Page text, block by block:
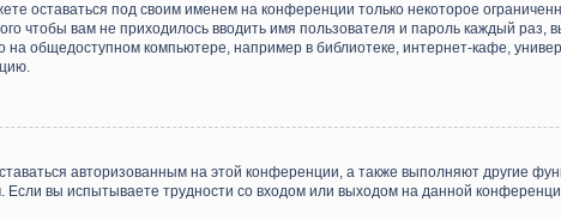
оставаться под своим именем на конференции только некоторое
чтобы вам не приходилось вводить имя пользователя и пароль каждый раз,
общедоступном компьютере, например в библиотеке, интернет-кафе,
авторизованным на этой конференции, а также выполняют другие
вы испытываете трудности со входом или выходом на данной